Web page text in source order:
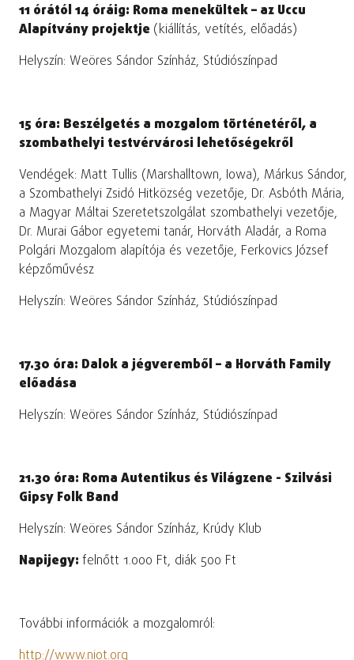
11 órától 14 óráig: Roma menekültek – az Uccu
Alapítvány projektje (kiállítás, vetítés, előadás)
Helyszín: Weöres Sándor Színház, Stúdiószínpad
15 óra: Beszélgetés a mozgalom történetéről, a
szombathelyi testvérvárosi lehetőségekről
Vendégek: Matt Tullis (Marshalltown, Iowa), Márkus Sándor,
a Szombathelyi Zsidó Hitközség vezetője, Dr. Asbóth Mária,
a Magyar Máltai Szeretetszolgálat szombathelyi vezetője,
Dr. Murai Gábor egyetemi tanár, Horváth Aladár, a Roma
Polgári Mozgalom alapítója és vezetője, Ferkovics József
képzőművész
Helyszín: Weöres Sándor Színház, Stúdiószínpad
17.30 óra: Dalok a jégveremből – a Horváth Family
előadása
Helyszín: Weöres Sándor Színház, Stúdiószínpad
21.30 óra: Roma Autentikus és Világzene - Szilvási
Gipsy Folk Band
Helyszín: Weöres Sándor Színház, Krúdy Klub
Napijegy: felnőtt 1.000 Ft, diák 500 Ft
További információk a mozgalomról:
http://www.niot.org